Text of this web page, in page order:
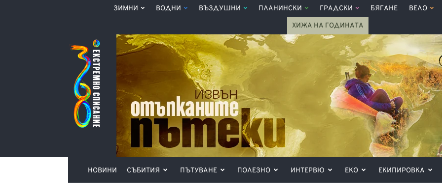
ЗИМНИ ВОДНИ ВЪЗДУШНИ ПЛАНИНСКИ ГРАДСКИ БЯГАНЕ ВЕЛО
ХИЖА НА ГОДИНАТА
Списание
360°
НОВИНИ СЪБИТИЯ ПЪТУВАНЕ ПОЛЕЗНО ИНТЕРВЮ ЕКО ЕКИПИРОВКА